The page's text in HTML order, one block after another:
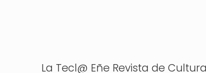
La Tecl@ Eñe Revista de